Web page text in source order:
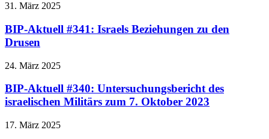
31. März 2025
BIP-Aktuell #341: Israels Beziehungen zu den
Drusen
24. März 2025
BIP-Aktuell #340: Untersuchungsbericht des
israelischen Militärs zum 7. Oktober 2023
17. März 2025